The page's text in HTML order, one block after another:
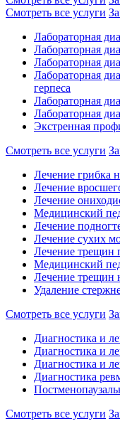
Смотреть все услуги
Лабораторная
Лабораторная
Лабораторная
Лабораторная
герпеса
Лабораторная
Лабораторная
Экстренная
Смотреть все услуги
Лечение грибка
Лечение
Лечение
Медицинский
Лечение
Лечение сухих
Лечение трещин
Медицинский
Лечение трещин
Удаление
Смотреть все услуги
Диагностика и
Диагностика и
Диагностика и
Диагностика
Смотреть все услуги